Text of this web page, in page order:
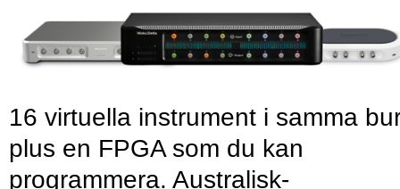
16 virtuella instrument i samma
plus en FPGA som du kan
programmera. Australisk-